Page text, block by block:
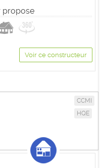
propose
Voir ce constructeur
CCMI
HQE